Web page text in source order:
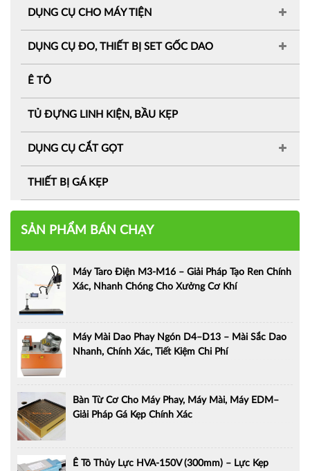
DỤNG CỤ CHO MÁY TIỆN
DỤNG CỤ ĐO, THIẾT BỊ SET GỐC DAO
Ê TÔ
TỦ ĐỰNG LINH KIỆN, BẦU KẸP
DỤNG CỤ CẮT GỌT
THIẾT BỊ GÁ KẸP
SẢN PHẨM BÁN CHẠY
Máy Taro Điện M3-M16 – Giải Pháp Tạo Ren Chính
Xác, Nhanh Chóng Cho Xưởng Cơ Khí
Máy Mài Dao Phay Ngón D4–D13 – Mài Sắc Dao
Nhanh, Chính Xác, Tiết Kiệm Chi Phí
Bàn Từ Cơ Cho Máy Phay, Máy Mài, Máy EDM–
Giải Pháp Gá Kẹp Chính Xác
Ê Tô Thủy Lực HVA-150V (300mm) – Lực Kẹp